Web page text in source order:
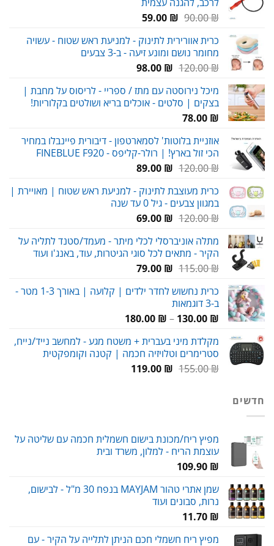
90.00₪
המחיר
היה:
90.00 ₪.
59.00 ₪
המחיר
הוא:
59.00 ₪.
כרית אוורירית לתינוק - למניעת ראש שטוח - עשויה
מחומר נושם ומונע זיעה - ב-3 צבעים
120.00₪
המחיר
היה:
120.00 ₪.
98.00 ₪
המחיר
הוא:
98.00 ₪.
מיכל נירוסטה עם מתז / ספריי - לריסוס על מחבת |
בצקים | סלטים - אוכלים בריא ושולטים בקלוריות!
78.00 ₪
אוזניית בלוטות' לסמארטפון - דיבורית פיינבלו במחיר
הכי זול בארץ! | רולר-קליפס - FINEBLUE F920
120.00₪
המחיר
היה:
120.00 ₪.
89.00 ₪
המחיר
הוא:
89.00 ₪.
כרית מעוצבת לתינוק - למניעת ראש שטוח | מאויירת |
במגוון צבעים - גיל 0 עד שנה
120.00₪
המחיר
היה:
120.00 ₪.
69.00 ₪
המחיר
הוא:
69.00 ₪.
מתלה אוניברסלי לכלי מיתר - מעמד/סטנד לתליה על
הקיר - מתאים לכל סוגי הגיטרות, עוד, באנג'ו ועוד
115.00₪
המחיר
היה:
115.00 ₪.
79.00 ₪
המחיר
הוא:
כרית נחשוש לחדר ילדים | קלועה | באורך 1-3 מטר -
ב-3 דוגמאות
130.00 ₪
–
180.00 ₪
עד
מקלדת מיני בעברית + משטח מגע - למחשב נייד/נייח,
סטרימרים וטלויזיה חכמה | קטנה וקומפקטית
155.00₪
המחיר119.00 ₪
המחיר
חדשים
מפיץ ריח/מכונת בישום חשמלית חכמה עם שליטה על
עוצמת הריח - למלון, משרד ובית
109.90 ₪
שמן אתרי טהור MAYJAM בנפח 30 מ"ל - לבישום,
נרות, סבונים ועוד
11.70 ₪
מפיץ ריח חשמלי חכם הניתן לתלייה על הקיר - עם